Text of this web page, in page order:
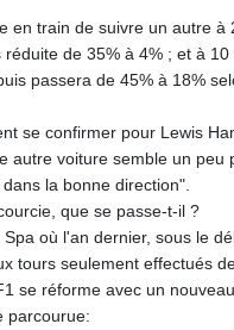
en train de suivre un autre à
de 35% à 4% ; et à 10
passera de 45% à 18%
se confirmer pour Lewis
autre voiture semble un peu
la bonne direction".
que se passe-t-il ?
où l'an dernier, sous le
tours seulement effectués
se réforme avec un
parcourue: